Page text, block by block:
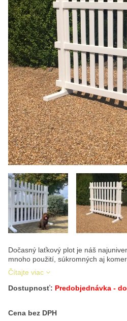
Dočasný laťkový plot je náš
mnoho použití, súkromných aj
Čítajte viac
Dostupnosť: Predobjednávka -
Cena bez DPH
Cena s DPH